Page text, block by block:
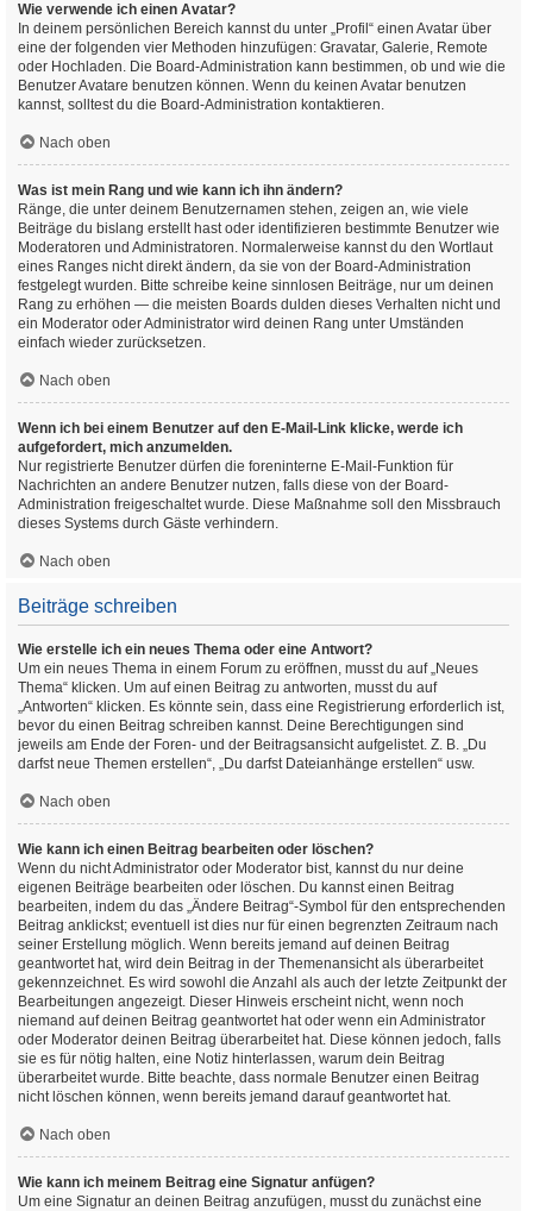
Wie verwende ich einen Avatar?
In deinem persönlichen Bereich kannst du unter „Profil“ einen Avatar über
eine der folgenden vier Methoden hinzufügen: Gravatar, Galerie, Remote
oder Hochladen. Die Board-Administration kann bestimmen, ob und wie die
Benutzer Avatare benutzen können. Wenn du keinen Avatar benutzen
kannst, solltest du die Board-Administration kontaktieren.
Nach oben
Was ist mein Rang und wie kann ich ihn ändern?
Ränge, die unter deinem Benutzernamen stehen, zeigen an, wie viele
Beiträge du bislang erstellt hast oder identifizieren bestimmte Benutzer wie
Moderatoren und Administratoren. Normalerweise kannst du den Wortlaut
eines Ranges nicht direkt ändern, da sie von der Board-Administration
festgelegt wurden. Bitte schreibe keine sinnlosen Beiträge, nur um deinen
Rang zu erhöhen — die meisten Boards dulden dieses Verhalten nicht und
ein Moderator oder Administrator wird deinen Rang unter Umständen
einfach wieder zurücksetzen.
Nach oben
Wenn ich bei einem Benutzer auf den E-Mail-Link klicke, werde ich
aufgefordert, mich anzumelden.
Nur registrierte Benutzer dürfen die foreninterne E-Mail-Funktion für
Nachrichten an andere Benutzer nutzen, falls diese von der Board-
Administration freigeschaltet wurde. Diese Maßnahme soll den Missbrauch
dieses Systems durch Gäste verhindern.
Nach oben
Beiträge schreiben
Wie erstelle ich ein neues Thema oder eine Antwort?
Um ein neues Thema in einem Forum zu eröffnen, musst du auf „Neues
Thema“ klicken. Um auf einen Beitrag zu antworten, musst du auf
„Antworten“ klicken. Es könnte sein, dass eine Registrierung erforderlich ist,
bevor du einen Beitrag schreiben kannst. Deine Berechtigungen sind
jeweils am Ende der Foren- und der Beitragsansicht aufgelistet. Z. B. „Du
darfst neue Themen erstellen“, „Du darfst Dateianhänge erstellen“ usw.
Nach oben
Wie kann ich einen Beitrag bearbeiten oder löschen?
Wenn du nicht Administrator oder Moderator bist, kannst du nur deine
eigenen Beiträge bearbeiten oder löschen. Du kannst einen Beitrag
bearbeiten, indem du das „Ändere Beitrag“-Symbol für den entsprechenden
Beitrag anklickst; eventuell ist dies nur für einen begrenzten Zeitraum nach
seiner Erstellung möglich. Wenn bereits jemand auf deinen Beitrag
geantwortet hat, wird dein Beitrag in der Themenansicht als überarbeitet
gekennzeichnet. Es wird sowohl die Anzahl als auch der letzte Zeitpunkt der
Bearbeitungen angezeigt. Dieser Hinweis erscheint nicht, wenn noch
niemand auf deinen Beitrag geantwortet hat oder wenn ein Administrator
oder Moderator deinen Beitrag überarbeitet hat. Diese können jedoch, falls
sie es für nötig halten, eine Notiz hinterlassen, warum dein Beitrag
überarbeitet wurde. Bitte beachte, dass normale Benutzer einen Beitrag
nicht löschen können, wenn bereits jemand darauf geantwortet hat.
Nach oben
Wie kann ich meinem Beitrag eine Signatur anfügen?
Um eine Signatur an deinen Beitrag anzufügen, musst du zunächst eine